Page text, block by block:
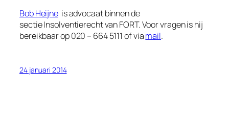
Bob Heijne is advocaat binnen de
sectie Insolventierecht van FORT. Voor vragen is hij
bereikbaar op 020 – 664 5111 of viamail.
24 januari 2014